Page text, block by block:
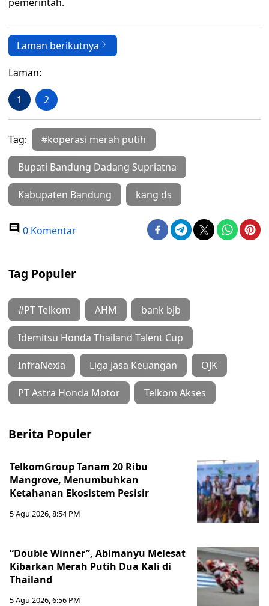
Laman berikutnya
Laman:
1 2
Tag: #koperasi merah putih
Bupati Bandung Dadang Supriatna
Kabupaten Bandung kang ds
0 Komentar
Tag Populer
#PT Telkom AHM bank bjb
Idemitsu Honda Thailand Talent Cup
InfraNexia Liga Jasa Keuangan OJK
PT Astra Honda Motor Telkom Akses
Berita Populer
TelkomGroup Tanam 20 Ribu
Mangrove, Menumbuhkan
Ketahanan Ekosistem Pesisir
5 Agu 2026, 8:54 PM
“Double Winner”, Abimanyu Melesat
Kibarkan Merah Putih Dua Kali di
Thailand
5 Agu 2026, 6:56 PM